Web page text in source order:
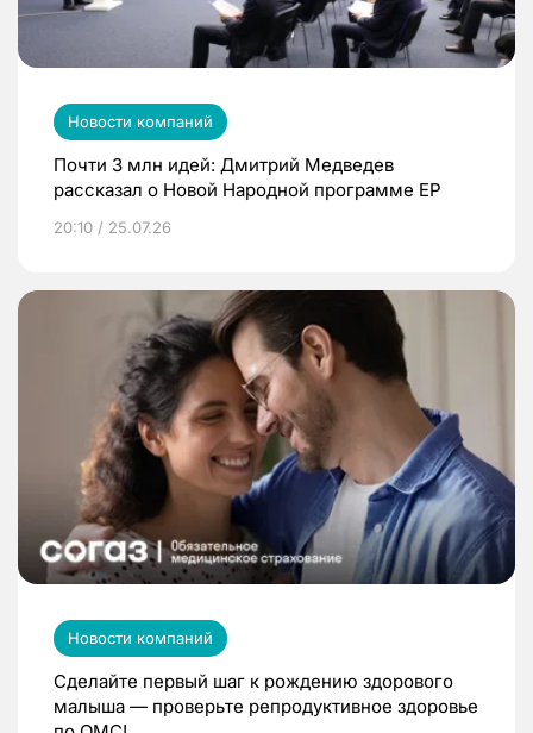
Новости компаний
Почти 3 млн идей: Дмитрий Медведев
рассказал о Новой Народной программе ЕР
20:10 / 25.07.26
Новости компаний
Сделайте первый шаг к рождению здорового
малыша — проверьте репродуктивное здоровье